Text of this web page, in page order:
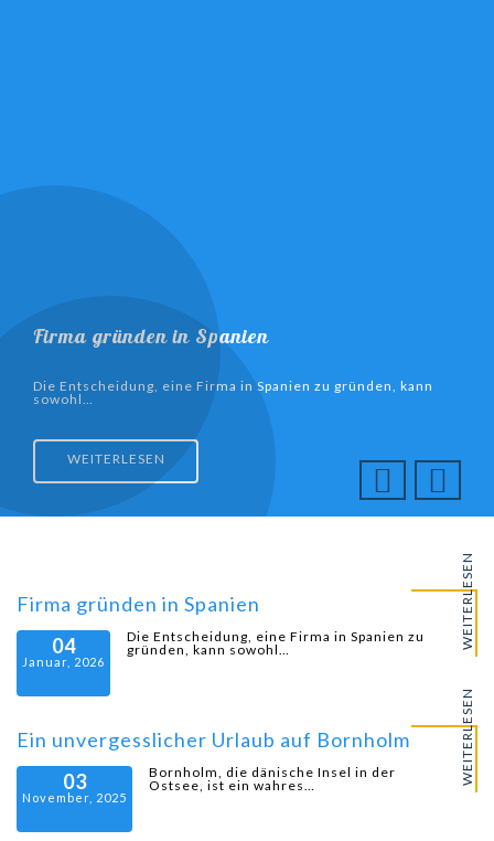
Firma gründen in Spanien
Die Entscheidung, eine Firma in Spanien zu gründen, kann
sowohl…
WEITERLESEN
Firma gründen in Spanien
04
Januar, 2026
Die Entscheidung, eine Firma in Spanien zu
gründen, kann sowohl…
WEITERLESEN
Ein unvergesslicher Urlaub auf Bornholm
03
November, 2025
Bornholm, die dänische Insel in der
Ostsee, ist ein wahres…
WEITERLESEN